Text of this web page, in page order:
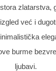
zlatarstva,
već i
burme
ljubavi.